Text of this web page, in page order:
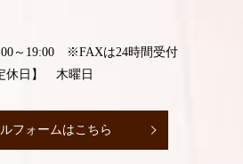
～19:00 ※FAXは24時間受付
休日】 木曜日
ルフォームはこちら